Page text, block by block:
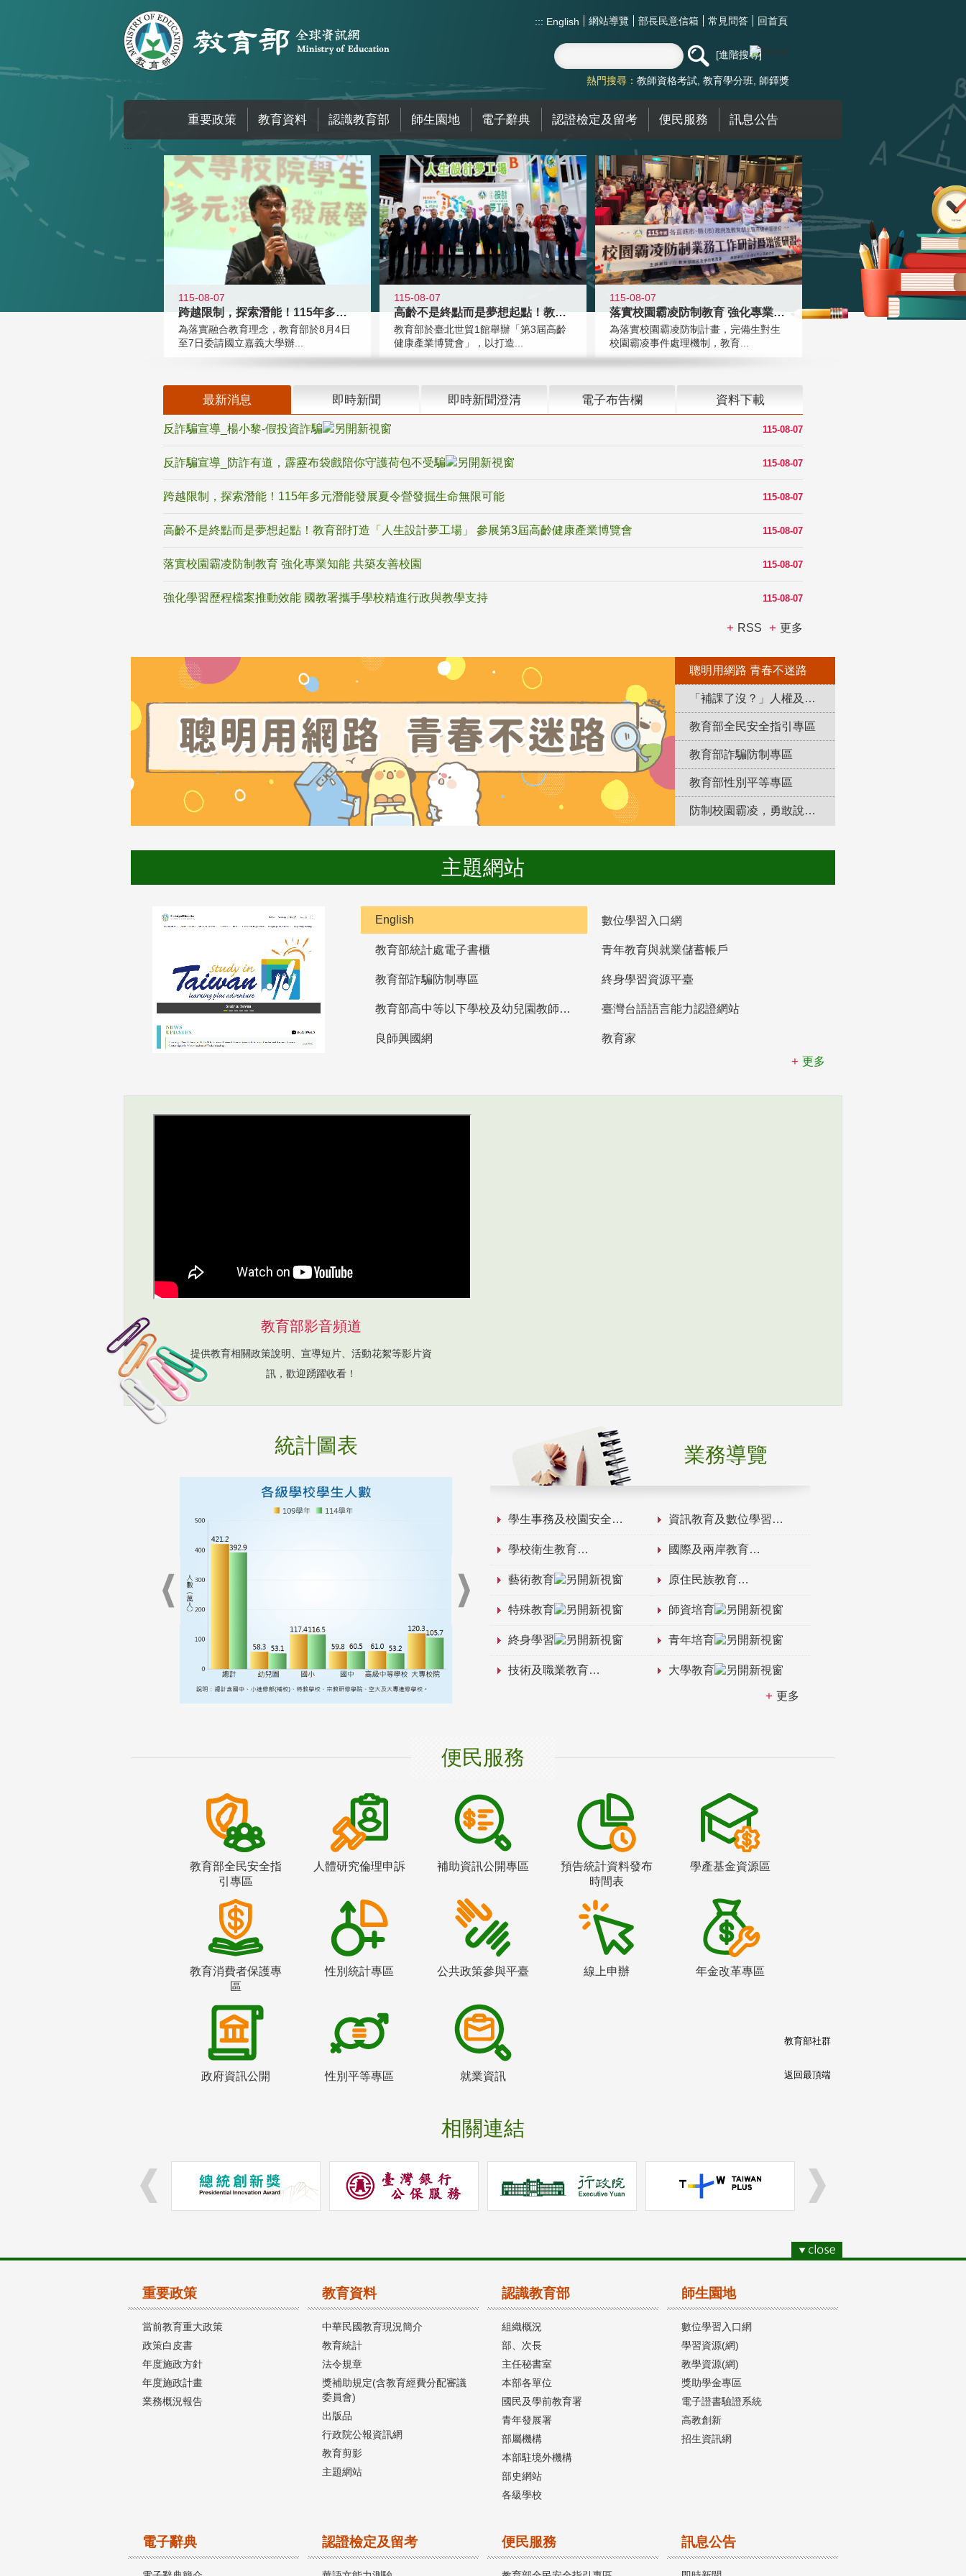
::: English 網站導覽 部長民意信箱 常見問答 回首頁
進階搜尋
熱門搜尋： 教師資格考試 教育學分班 師鐸獎
重要政策 教育資料 認識教育部 師生園地 電子辭典 認證檢定及留考 便民服務 訊息公告
:::
115-08-07
跨越限制，探索潛能！115年多元潛
為落實融合教育理念，教育部於8月4日
至7日委請國立嘉義大學辦...
115-08-07
高齡不是終點而是夢想起點！教育部打
教育部於臺北世貿1館舉辦「第3屆高齡
健康產業博覽會」，以打造...
115-08-07
落實校園霸凌防制教育 強化專業知能
為落實校園霸凌防制計畫，完備生對生
校園霸凌事件處理機制，教育...
最新消息 即時新聞 即時新聞澄清 電子布告欄 資料下載
115-08-07
反詐騙宣導_楊小黎-假投資詐騙
115-08-07
反詐騙宣導_防詐有道，霹靂布袋戲陪你守護荷包不受騙
115-08-07
跨越限制，探索潛能！115年多元潛能發展夏令營發掘生命無限可能
115-08-07
高齡不是終點而是夢想起點！教育部打造「人生設計夢工場」 參展第3屆高齡健康產業博覽會
115-08-07
落實校園霸凌防制教育 強化專業知能 共築友善校園
115-08-07
強化學習歷程檔案推動效能 國教署攜手學校精進行政與教學支持
RSS 更多
聰明用網路 青春不迷路
「補課了沒？」人權及轉型正義教育專區
教育部全民安全指引專區
教育部詐騙防制專區
教育部性別平等專區
防制校園霸凌，勇敢說出來！
主題網站
English 數位學習入口網
教育部統計處電子書櫃 青年教育與就業儲蓄帳戶
教育部詐騙防制專區 終身學習資源平臺
教育部高中等以下學校及幼兒園教師資格檢定考試 臺灣台語語言能力認證網站
良師興國網
教育家
更多
教育部影音頻道
提供教育相關政策說明、宣導短片、活動花絮等影片資
訊，歡迎踴躍收看！
統計圖表 業務導覽
學生事務及校園安全 資訊教育及數位學習
學校衛生教育 國際及兩岸教育
藝術教育 原住民族教育
特殊教育 師資培育
終身學習 青年培育
技術及職業教育 大學教育
更多
便民服務
教育部全民安全指
引專區
人體研究倫理申訴 補助資訊公開專區
預告統計資料發布
時間表
學產基金資源區
教育消費者保護專
區
性別統計專區 公共政策參與平臺 線上申辦 年金改革專區
政府資訊公開 性別平等專區 就業資訊
相關連結
教育部社群
返回最頂端
重要政策
當前教育重大政策
政策白皮書
年度施政方針
年度施政計畫
業務概況報告
教育資料
中華民國教育現況簡介
教育統計
法令規章
獎補助規定(含教育經費分配審議
委員會)
出版品
行政院公報資訊網
教育剪影
主題網站
認識教育部
組織概況
部、次長
主任秘書室
本部各單位
國民及學前教育署
青年發展署
部屬機構
本部駐境外機構
部史網站
各級學校
師生園地
數位學習入口網
學習資源(網)
教學資源(網)
獎助學金專區
電子證書驗證系統
高教創新
招生資訊網
電子辭典 認證檢定及留考 便民服務 訊息公告